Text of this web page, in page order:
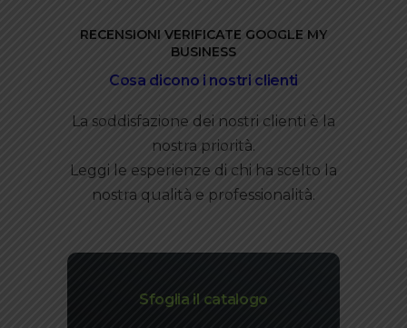
RECENSIONI VERIFICATE GOOGLE MY
BUSINESS
Cosa dicono i nostri clienti
La soddisfazione dei nostri clienti è la
nostra priorità.
Leggi le esperienze di chi ha scelto la
nostra qualità e professionalità.
Sfoglia il catalogo